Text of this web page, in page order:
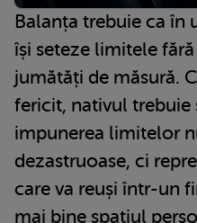
Balanța trebuie ca în
își seteze limitele
jumătăți de măsură.
fericit, nativul trebuie
impunerea limitelor
dezastruoase, ci
care va reuși într-un
mai bine spațiul